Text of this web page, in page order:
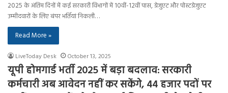
2025 के अंतिम दिनों में कई सरकारी विभागों में 10वीं-12वीं पास, ग्रेजुएट और पोस्टग्रेजुएट
उम्मीदवारों के लिए बंपर भर्तियां निकली…
Read More »
LiveToday Desk October 13, 2025
यूपी होमगार्ड भर्ती 2025 में बड़ा बदलाव: सरकारी
कर्मचारी अब आवेदन नहीं कर सकेंगे, 44 हजार पदों पर